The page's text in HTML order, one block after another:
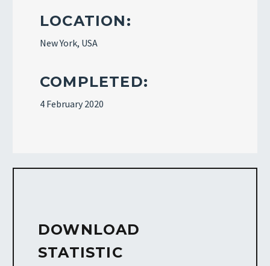
LOCATION:
New York, USA
COMPLETED:
4 February 2020
DOWNLOAD
STATISTIC